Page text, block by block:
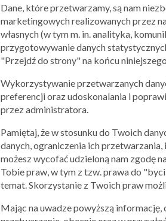
Dane, które przetwarzamy, są nam
marketingowych realizowanych przez
własnych (w tym m. in. analityka,
przygotowywanie danych
"Przejdź do strony" na końcu
Wykorzystywanie przetwarzanych
preferencji oraz udoskonalania i
przez administratora.
Pamiętaj, że w stosunku do Twoich
danych, ograniczenia ich
możesz wycofać udzieloną nam zgodę
Tobie praw, w tym z tzw. prawa do
temat. Skorzystanie z Twoich praw
Mając na uwadze powyższą